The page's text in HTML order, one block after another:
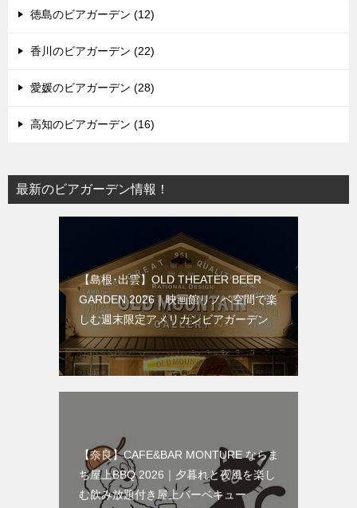
徳島のビアガーデン (12)
香川のビアガーデン (22)
愛媛のビアガーデン (28)
高知のビアガーデン (16)
最新のビアガーデン情報！
【島根･出雲】OLD THEATER BEER
GARDEN 2026｜映画館リノベ空間で楽
しむ週末限定アメリカンビアガーデン
【奈良】CAFE&BAR MONTURE ならま
ち屋上BBQ 2026｜夕暮れと夜風を楽し
む飲み放題付き屋上バーベキュー